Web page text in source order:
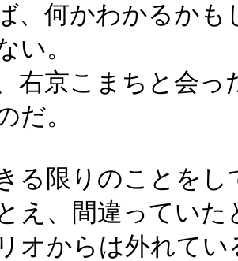
、何かわかるか
い。
右京こまちと会
だ。
る限りのことをし
え、間違ってい
オからは外れてい